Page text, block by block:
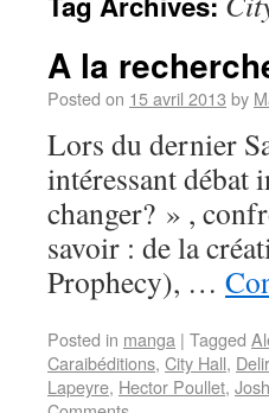
A la
Posted on 15 avril 2013 by
Lors du dernier
intéressant
changer? » ,
savoir : de la
Prophecy), …
Posted in manga | Tagged
Caraibéditions, City Hall,
Lapeyre, Hector Poullet, Josh